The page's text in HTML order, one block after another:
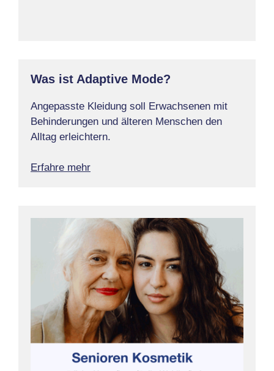
Was ist Adaptive Mode?
Angepasste Kleidung soll Erwachsenen mit
Behinderungen und älteren Menschen den
Alltag erleichtern.
Erfahre mehr